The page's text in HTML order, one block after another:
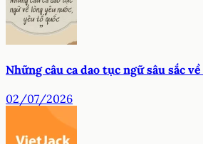
Những câu ca dao tục ngữ sâu sắc
02/07/2026